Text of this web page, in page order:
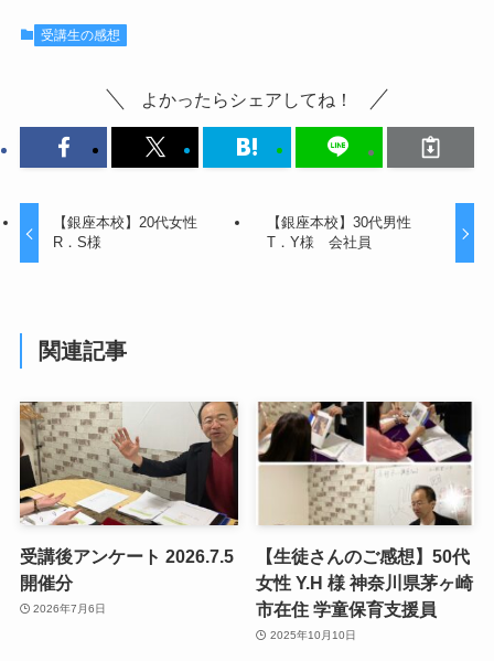
受講生の感想
よかったらシェアしてね！
【銀座本校】20代女性
R．S様
【銀座本校】30代男性
T．Y様 会社員
関連記事
受講後アンケート 2026.7.5
開催分
2026年7月6日
【生徒さんのご感想】50代
女性 Y.H 様 神奈川県茅ヶ崎
市在住 学童保育支援員
2025年10月10日